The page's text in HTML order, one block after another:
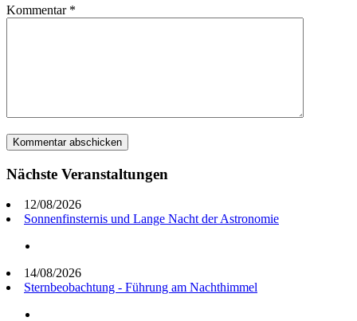
Kommentar *
Nächste Veranstaltungen
12/08/2026
Sonnenfinsternis und Lange Nacht der Astronomie
14/08/2026
Sternbeobachtung - Führung am Nachthimmel